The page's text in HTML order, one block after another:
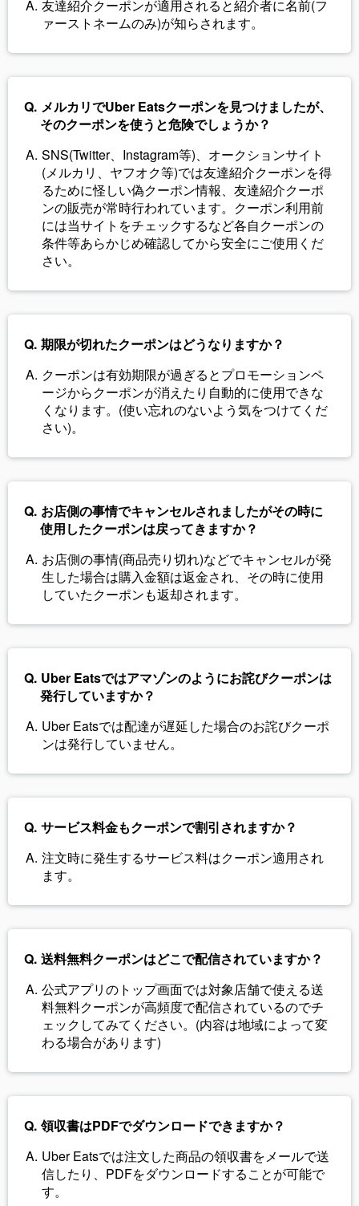
友達紹介クーポンが適用されると紹介者に名前(フ
ァーストネームのみ)が知らされます。
メルカリでUber Eatsクーポンを見つけましたが、
そのクーポンを使うと危険でしょうか？
SNS(Twitter、Instagram等)、オークションサイト
(メルカリ、ヤフオク等)では友達紹介クーポンを得
るために怪しい偽クーポン情報、友達紹介クーポ
ンの販売が常時行われています。クーポン利用前
には当サイトをチェックするなど各自クーポンの
条件等あらかじめ確認してから安全にご使用くだ
さい。
期限が切れたクーポンはどうなりますか？
クーポンは有効期限が過ぎるとプロモーションペ
ージからクーポンが消えたり自動的に使用できな
くなります。(使い忘れのないよう気をつけてくだ
さい)。
お店側の事情でキャンセルされましたがその時に
使用したクーポンは戻ってきますか？
お店側の事情(商品売り切れ)などでキャンセルが発
生した場合は購入金額は返金され、その時に使用
していたクーポンも返却されます。
Uber Eatsではアマゾンのようにお詫びクーポンは
発行していますか？
Uber Eatsでは配達が遅延した場合のお詫びクーポ
ンは発行していません。
サービス料金もクーポンで割引されますか？
注文時に発生するサービス料はクーポン適用され
ます。
送料無料クーポンはどこで配信されていますか？
公式アプリのトップ画面では対象店舗で使える送
料無料クーポンが高頻度で配信されているのでチ
ェックしてみてください。(内容は地域によって変
わる場合があります)
領収書はPDFでダウンロードできますか？
Uber Eatsでは注文した商品の領収書をメールで送
信したり、PDFをダウンロードすることが可能で
す。